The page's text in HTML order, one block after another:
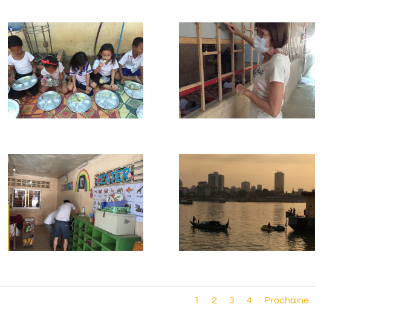
1 2 3 4 Prochaine